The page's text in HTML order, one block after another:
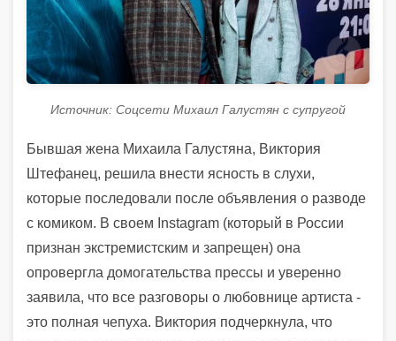
Источник: Соцсети Михаил Галустян с супругой
Бывшая жена Михаила Галустяна, Виктория
Штефанец, решила внести ясность в слухи,
которые последовали после объявления о разводе
с комиком. В своем Instagram (который в России
признан экстремистским и запрещен) она
опровергла домогательства прессы и уверенно
заявила, что все разговоры о любовнице артиста -
это полная чепуха. Виктория подчеркнула, что